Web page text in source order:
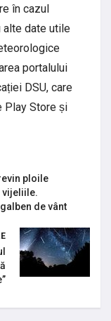
în cazul
alte date utile
portalului
DSU, care
Play Store și
ploile
vijeliile.
de vânt